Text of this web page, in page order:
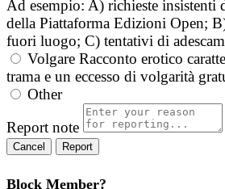
Ad esempio: A) richieste
della Piattaforma Edizioni Open;
fuori luogo; C) tentativi di
Volgare Racconto erotico
trama e un eccesso di volgarità
Other
Report note
Report
Block Member?